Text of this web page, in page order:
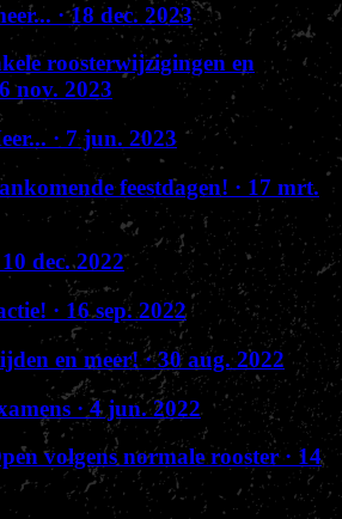
· 18 dec. 2023
roosterwijzigingen en
nov. 2023
· 7 jun. 2023
feestdagen! · 17 mrt.
10 dec. 2022
· 16 sep. 2022
en meer!· 30 aug. 2022
· 4 jun. 2022
volgens normale rooster · 14